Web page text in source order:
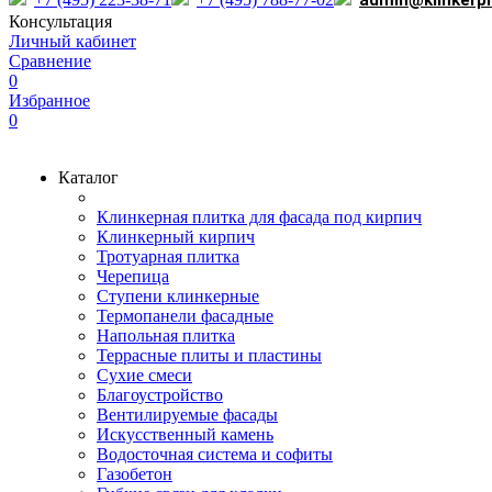
Консультация
Личный кабинет
Сравнение
0
Избранное
0
Каталог
Клинкерная плитка для фасада под кирпич
Клинкерный кирпич
Тротуарная плитка
Черепица
Ступени клинкерные
Термопанели фасадные
Напольная плитка
Террасные плиты и пластины
Сухие смеси
Благоустройство
Вентилируемые фасады
Искусственный камень
Водосточная система и софиты
Газобетон